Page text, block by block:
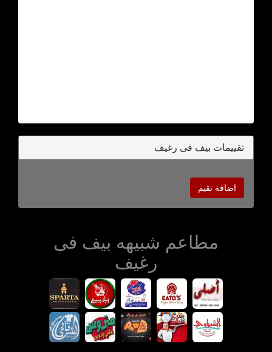
تقييمات بيف فى رغيف
اضافة تقيم
مطاعم شبيهه بيف فى
رغيف